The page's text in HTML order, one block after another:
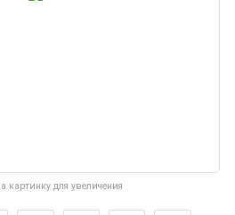
картинку для увеличения